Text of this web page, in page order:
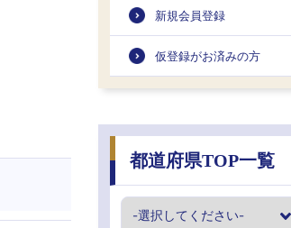
新規会員登録
仮登録がお済みの方
都道府県TOP一覧